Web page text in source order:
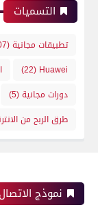
التسميات
تطبيقات مجانية(107)
Huawei
(22)
دورات مجانية(5)
طرق الربح من
نموذج الاتصال